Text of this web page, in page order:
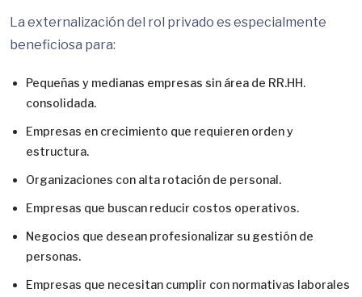
La externalización del rol privado es especialmente
beneficiosa para:
Pequeñas y medianas empresas sin área de RR.HH.
consolidada.
Empresas en crecimiento que requieren orden y
estructura.
Organizaciones con alta rotación de personal.
Empresas que buscan reducir costos operativos.
Negocios que desean profesionalizar su gestión de
personas.
Empresas que necesitan cumplir con normativas laborales